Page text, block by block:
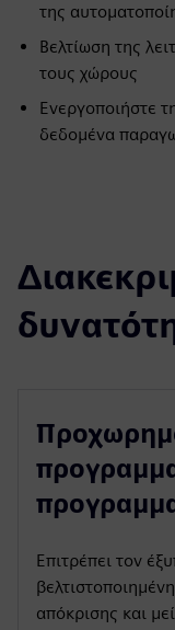
της
Βελτίωση της
τους χώρους
Ενεργοποιήστε
δεδομένα
Επιτρέπει τον
απόκρισης και